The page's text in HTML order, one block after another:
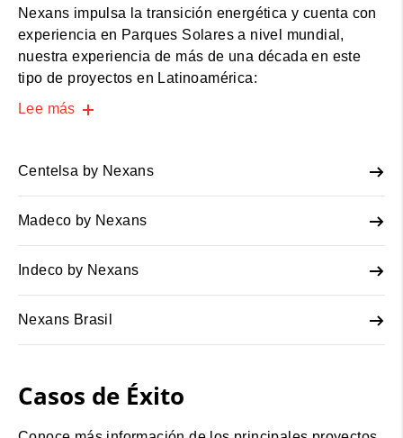
Nexans impulsa la transición energética y cuenta con
experiencia en Parques Solares a nivel mundial,
nuestra experiencia de más de una década en este
tipo de proyectos en Latinoamérica:
Lee más
Centelsa by Nexans
Madeco by Nexans
Indeco by Nexans
Nexans Brasil
Casos de Éxito